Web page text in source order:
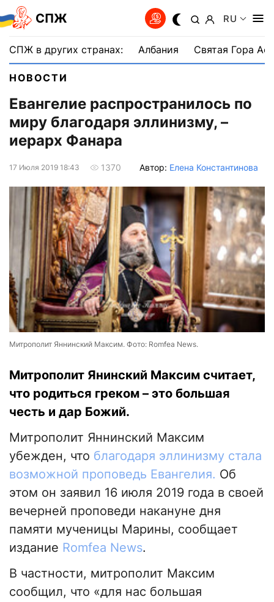
СПЖ RU
СПЖ в других странах: Албания Святая Гора
НОВОСТИ
Евангелие распространилось по
миру благодаря эллинизму, –
иерарх Фанара
17 Июля 2019 18:43 1370 Автор: Елена Константинова
Митрополит Яннинский Максим. Фото: Romfea News.
Митрополит Янинский Максим считает,
что родиться греком – это большая
честь и дар Божий.
Митрополит Яннинский Максим
убежден, что благодаря эллинизму стала
возможной проповедь Евангелия. Об
этом он заявил 16 июля 2019 года в своей
вечерней проповеди накануне дня
памяти мученицы Марины, сообщает
издание Romfea News.
В частности, митрополит Максим
сообщил, что «для нас большая